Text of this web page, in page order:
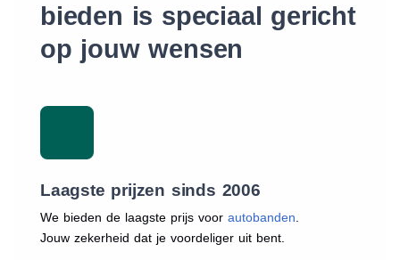
bieden is speciaal gericht
op jouw wensen
Laagste prijzen sinds 2006
We bieden de laagste prijs voor autobanden
Jouw zekerheid dat je voordeliger uit bent.